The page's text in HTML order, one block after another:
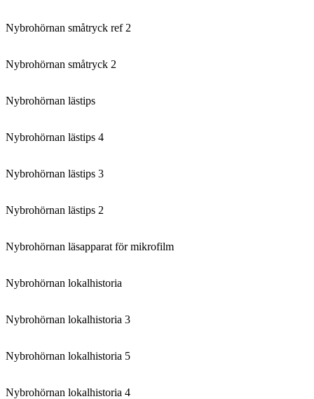
Nybrohörnan småtryck ref 2
Nybrohörnan småtryck 2
Nybrohörnan lästips
Nybrohörnan lästips 4
Nybrohörnan lästips 3
Nybrohörnan lästips 2
Nybrohörnan läsapparat för mikrofilm
Nybrohörnan lokalhistoria
Nybrohörnan lokalhistoria 3
Nybrohörnan lokalhistoria 5
Nybrohörnan lokalhistoria 4